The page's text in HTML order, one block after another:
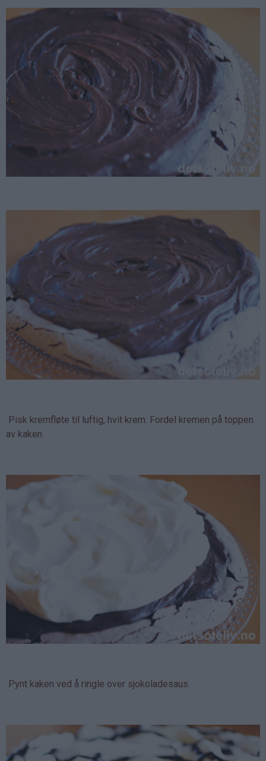
Pisk kremfløte til luftig, hvit krem. Fordel kremen på toppen
av kaken.
Pynt kaken ved å ringle over sjokoladesaus.